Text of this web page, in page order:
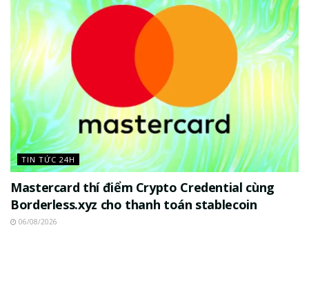
TIN TỨC 24H
Mastercard thí điểm Crypto Credential cùng
Borderless.xyz cho thanh toán stablecoin
06/08/2026